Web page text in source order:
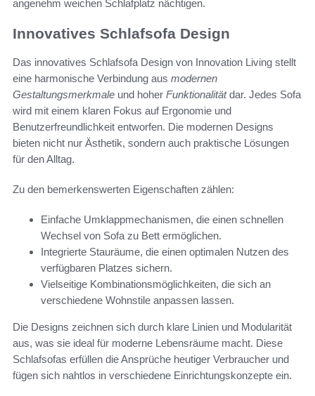
angenehm weichen Schlafplatz nächtigen.
Innovatives Schlafsofa Design
Das innovatives Schlafsofa Design von Innovation Living stellt
eine harmonische Verbindung aus modernen
Gestaltungsmerkmale und hoher Funktionalitätdar. Jedes Sofa
wird mit einem klaren Fokus auf Ergonomie und
Benutzerfreundlichkeit entworfen. Die modernen Designs
bieten nicht nur Ästhetik, sondern auch praktische Lösungen
für den Alltag.
Zu den bemerkenswerten Eigenschaften zählen:
Einfache Umklappmechanismen, die einen schnellen
Wechsel von Sofa zu Bett ermöglichen.
Integrierte Stauräume, die einen optimalen Nutzen des
verfügbaren Platzes sichern.
Vielseitige Kombinationsmöglichkeiten, die sich an
verschiedene Wohnstile anpassen lassen.
Die Designs zeichnen sich durch klare Linien und Modularität
aus, was sie ideal für moderne Lebensräume macht. Diese
Schlafsofas erfüllen die Ansprüche heutiger Verbraucher und
fügen sich nahtlos in verschiedene Einrichtungskonzepte ein.